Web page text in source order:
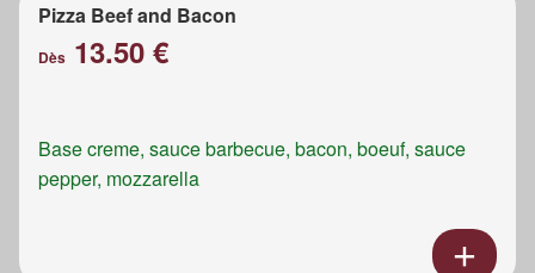
Pizza Beef and Bacon
Dès 13.50 €
Base creme, sauce barbecue, bacon, boeuf, sauce
pepper, mozzarella